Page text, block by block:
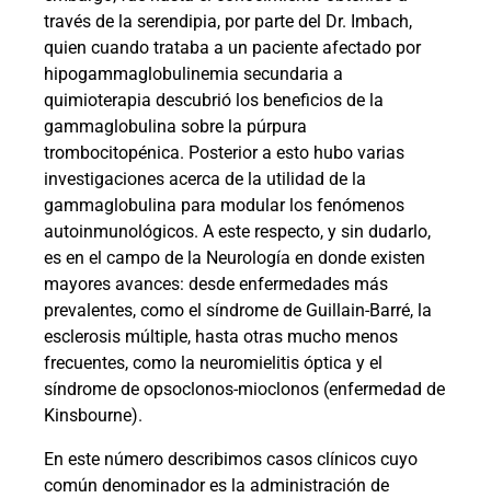
través de la serendipia, por parte del Dr. Imbach,
quien cuando trataba a un paciente afectado por
hipogammaglobulinemia secundaria a
quimioterapia descubrió los beneficios de la
gammaglobulina sobre la púrpura
trombocitopénica. Posterior a esto hubo varias
investigaciones acerca de la utilidad de la
gammaglobulina para modular los fenómenos
autoinmunológicos. A este respecto, y sin dudarlo,
es en el campo de la Neurología en donde existen
mayores avances: desde enfermedades más
prevalentes, como el síndrome de Guillain-Barré, la
esclerosis múltiple, hasta otras mucho menos
frecuentes, como la neuromielitis óptica y el
síndrome de opsoclonos-mioclonos (enfermedad de
Kinsbourne).
En este número describimos casos clínicos cuyo
común denominador es la administración de